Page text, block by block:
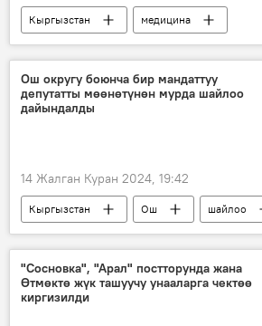
Кыргызстан
медицина
бронхиалдык астма
астма
Арууке Мавланбекова
Ош округу боюнча бир мандаттуу
депутатты мөөнөтүнөн мурда шайлоо
дайындалды
14 Жалган Куран 2024, 19:42
Кыргызстан Ош
шайлоо
бир мандаттуу округ
Айбек Осмонов
"Сосновка", "Арал" постторунда жана
Өтмөктө жүк ташуучу унааларга чектөө
киргизилди